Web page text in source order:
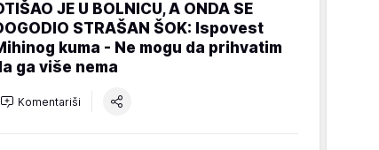
JE U BOLNICU, A ONDA SE
STRAŠAN ŠOK: Ispovest
kuma - Ne mogu da prihvatim
ga više nema
Komentariši